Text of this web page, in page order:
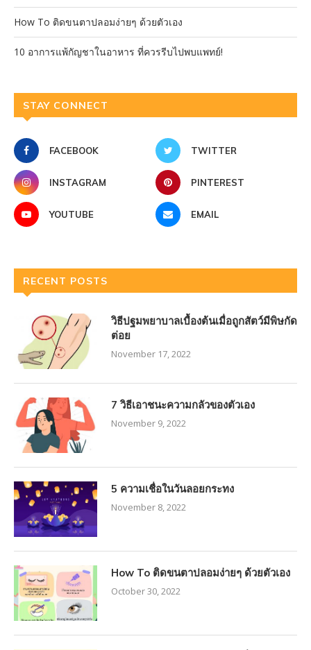
How To ติดขนตาปลอมง่ายๆ ด้วยตัวเอง
10 อาการแพ้กัญชาในอาหาร ที่ควรรีบไปพบแพทย์!
STAY CONNECT
FACEBOOK TWITTER
INSTAGRAM PINTEREST
YOUTUBE EMAIL
RECENT POSTS
วิธีปฐมพยาบาลเบื้องต้นเมื่อถูกสัตว์มีพิษกัด
ต่อย
November 17, 2022
7 วิธีเอาชนะความกลัวของตัวเอง
November 9, 2022
5 ความเชื่อในวันลอยกระทง
November 8, 2022
How To ติดขนตาปลอมง่ายๆ ด้วยตัวเอง
October 30, 2022